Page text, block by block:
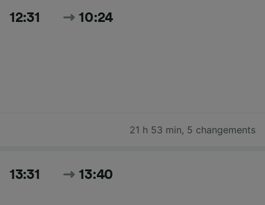
12:31 10:24
21 h 53 min, 5 changements
13:31 13:40